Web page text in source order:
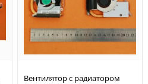
Вентилятор с радиатором